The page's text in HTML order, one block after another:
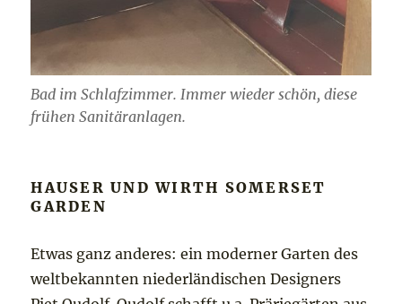
Bad im Schlafzimmer. Immer wieder schön, diese
frühen Sanitäranlagen.
HAUSER UND WIRTH SOMERSET
GARDEN
Etwas ganz anderes: ein moderner Garten des
weltbekannten niederländischen Designers